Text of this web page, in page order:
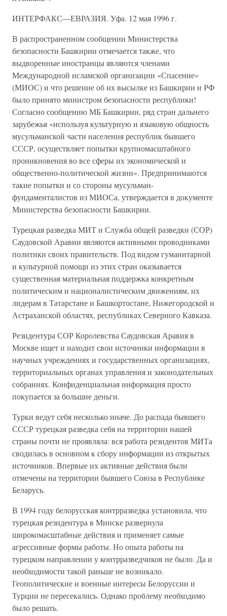
ИНТЕРФАКС—ЕВРАЗИЯ. Уфа. 12 мая 1996 г.
В распространенном сообщении Министерства
безопасности Башкирии отмечается также, что
выдворенные иностранцы являются членами
Международной исламской организации «Спасение»
(МИОС) и что решение об их высылке из Башкирии и РФ
было принято министром безопасности республики!
Согласно сообщению МБ Башкирии, ряд стран дальнего
зарубежья «используя культурную и языковую общность
мусульманской части населения республик бывшего
СССР, осуществляет попытки крупномасштабного
проникновения во все сферы их экономической и
общественно-политической жизни». Предпринимаются
такие попытки и со стороны мусульман-
фундаменталистов из МИОСа, утверждается в документе
Министерства безопасности Башкирии.
Турецкая разведка МИТ и Служба общей разведки (СОР)
Саудовской Аравии являются активными проводниками
политики своих правительств. Под видом гуманитарной
и культурной помощи из этих стран оказывается
существенная материальная поддержка конкретным
политическим и националистическим движениям, их
лидерам в Татарстане и Башкортостане, Нижегородской и
Астраханской областях, республиках Северного Кавказа.
Резидентура СОР Королевства Саудовская Аравия в
Москве ищет и находит свои источники информации в
научных учреждениях и государственных организациях,
территориальных органах управления и законодательных
собраниях. Конфиденциальная информация просто
покупается за большие деньги.
Турки ведут себя несколько иначе. До распада бывшего
СССР турецкая разведка себя на территории нашей
страны почти не проявляла: вся работа резидентов МИТа
сводилась в основном к сбору информации из открытых
источников. Впервые их активные действия были
отмечены на территории бывшего Союза в Республике
Беларусь.
В 1994 году белорусская контрразведка установила, что
турецкая резидентура в Минске развернула
широкомасштабные действия и применяет самые
агрессивные формы работы. Но опыта работы на
турецком направлении у контрразведчиков не было. Да и
необходимости такой раньше не возникало.
Геополитические и военные интересы Белоруссии и
Турции не пересекались. Однако проблему необходимо
было решать.